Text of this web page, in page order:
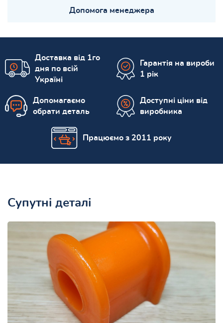
Допомога менеджера
Доставка від 1го
дня по всій
Україні
Гарантія на вироби
1 рік
Допомагаємо
обрати деталь
Доступні ціни від
виробника
Працюємо з 2011 року
Супутні деталі